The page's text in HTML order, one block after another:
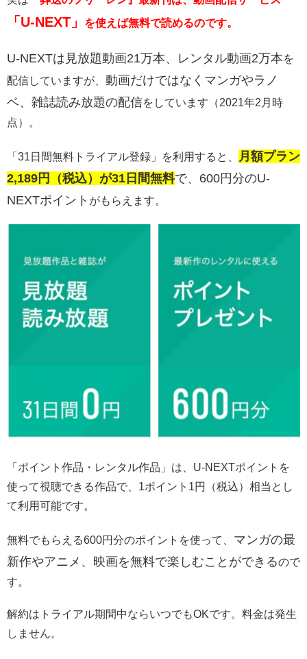
「U-NEXT」 を使えば無料で読めるのです。
U-NEXTは 見放題動画21万本、レンタル動画2万本を
配信していますが、 動画だけではなくマンガやラノ
ベ、雑誌読み放題の配信をしています（2021年2月時
点）。
「31日間無料トライアル登録」を利用すると、
月額プラン
2,189円（税込）が31日間無料で、600円分のU-
NEXTポイント がもらえます。
「ポイント作品・レンタル作品」は、U-NEXTポイントを
使って視聴できる作品で、1ポイント1円（税込）相当とし
て利用可能です。
無料でもらえる600円分のポイントを使って、 マンガの最
新作やアニメ、映画を無料で楽しむことができるので
す。
解約はトライアル期間中ならいつでもOKです。料金は発生
しません。